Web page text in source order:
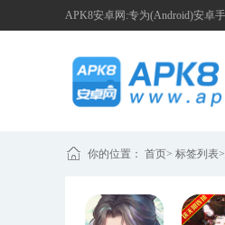
APK8安卓网:专为(Android)安卓
你的位置： 首页> 标签列表>